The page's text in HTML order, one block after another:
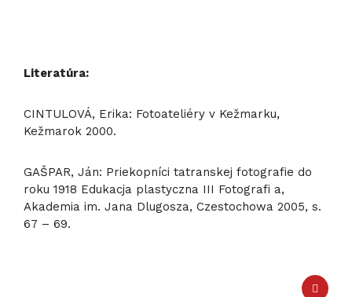
Literatúra:
CINTULOVÁ, Erika: Fotoateliéry v Kežmarku,
Kežmarok 2000.
GAŠPAR, Ján: Priekopníci tatranskej fotografie do
roku 1918 Edukacja plastyczna III Fotografi a,
Akademia im. Jana Dlugosza, Czestochowa 2005, s.
67 – 69.